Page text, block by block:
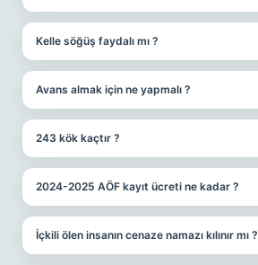
Kelle söğüş faydalı mı ?
Avans almak için ne yapmalı ?
243 kök kaçtır ?
2024-2025 AÖF kayıt ücreti ne kadar ?
İçkili ölen insanın cenaze namazı kılınır mı ?